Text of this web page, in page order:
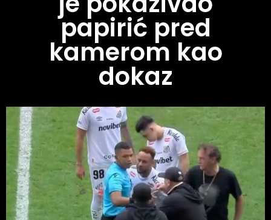
papirić pred
kamerom kao
dokaz